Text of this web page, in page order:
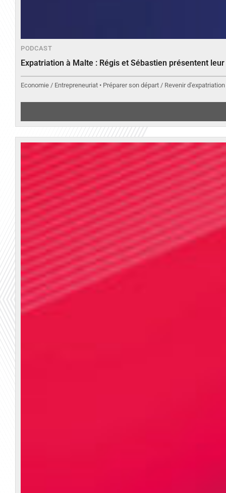
PODCAST
Expatriation à Malte : Régis et Sébastien présentent
Economie / Entrepreneuriat • Préparer son départ / Revenir d'expatriation